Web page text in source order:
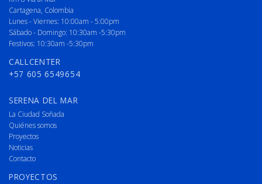
Cartagena, Colombia
Lunes - Viernes: 10:00am - 5:00pm
Sábado - Domingo: 10:30am -5:30pm
Festivos: 10:30am -5:30pm
CALLCENTER
+57 605 6549654
SERENA DEL MAR
La Ciudad Soñada
Quiénes somos
Proyectos
Noticias
Contacto
PROYECTOS